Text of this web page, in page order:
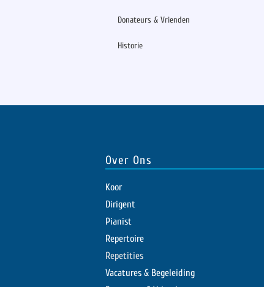
Donateurs & Vrienden
Historie
Over Ons
Koor
Dirigent
Pianist
Repertoire
Repetities
Vacatures & Begeleiding